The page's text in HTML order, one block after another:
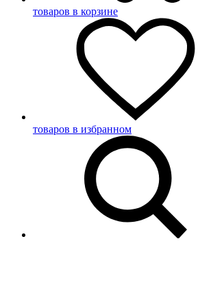
товаров в корзине
товаров в избранном